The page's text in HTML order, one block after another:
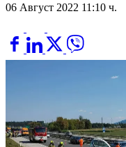
06 Август 2022 11:10 ч.